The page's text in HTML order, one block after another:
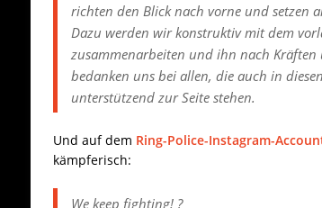
richten den Blick nach vorne und setzen
Dazu werden wir konstruktiv mit dem
zusammenarbeiten und ihn nach
bedanken uns bei allen, die auch in
unterstützend zur Seite stehen.
Und auf dem Ring-Police-Instagram-
kämpferisch:
We keep fighting! ?